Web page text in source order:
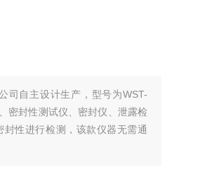
司自主设计生产，型号为WST-
密封性测试仪、密封仪、泄露检
性进行检测，该款仪器无需通